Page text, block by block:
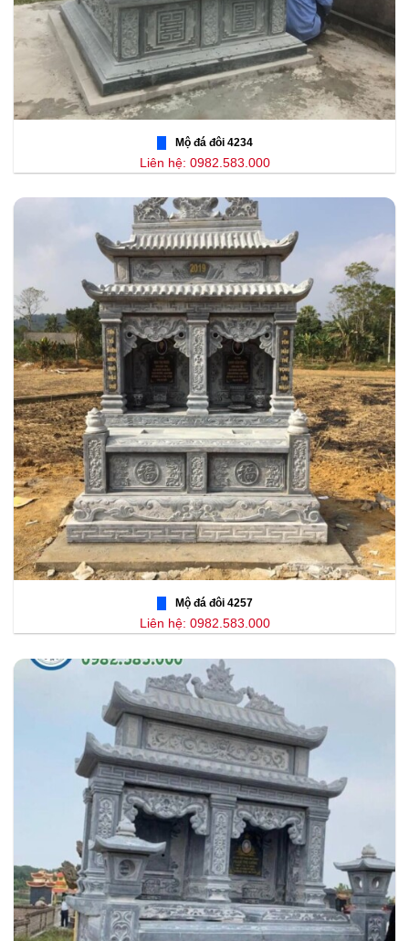
Mộ đá đôi 4234
Liên hệ: 0982.583.000
Mộ đá đôi 4257
Liên hệ: 0982.583.000